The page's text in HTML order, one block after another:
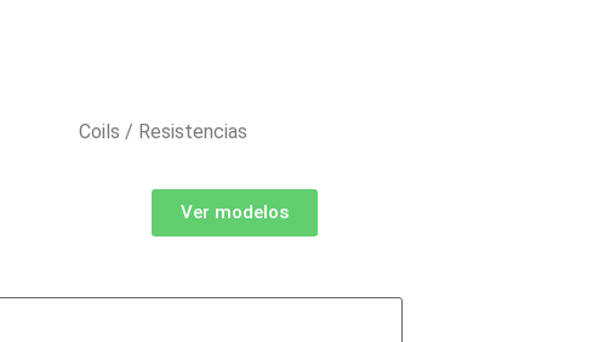
Coils / Resistencias
Ver modelos